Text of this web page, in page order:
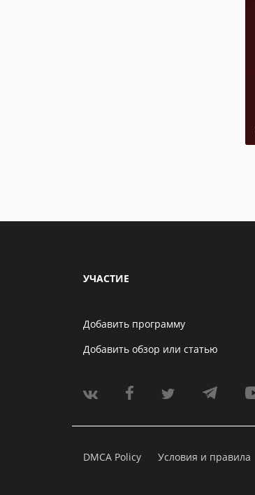
УЧАСТИЕ
Добавить программу
Добавить обзор или статью
DMCA Policy Условия и правила